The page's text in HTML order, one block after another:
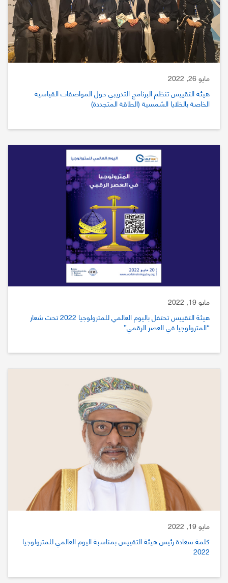
مايو 26, 2022
هيئة التقييس تنظم البرنامج التدريبي حول المواصفات القياسية
الخاصة بالخلايا الشمسية (الطاقة المتجددة)
مايو 19, 2022
هيئة التقييس تحتفل باليوم العالمي للمترولوجيا 2022 تحت شعار
“المترولوجيا في العصر الرقمي”
مايو 19, 2022
كلمة سعادة رئيس هيئة التقييس بمناسبة اليوم العالمي للمترولوجيا
2022